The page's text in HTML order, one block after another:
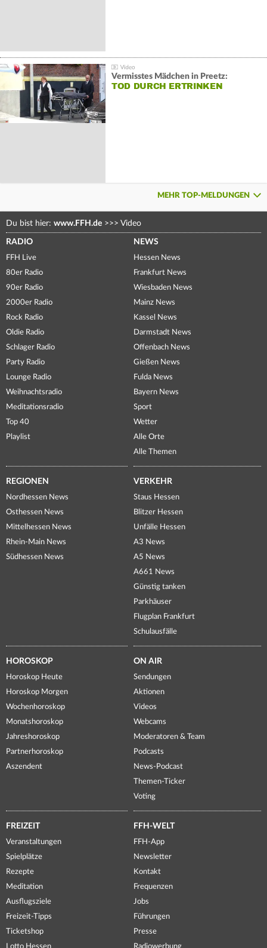
Vermisstes Mädchen in Preetz:
TOD DURCH ERTRINKEN
MEHR TOP-MELDUNGEN
Du bist hier: www.FFH.de >>> Video
RADIO
FFH Live
80er Radio
90er Radio
2000er Radio
Rock Radio
Oldie Radio
Schlager Radio
Party Radio
Lounge Radio
Weihnachtsradio
Meditationsradio
Top 40
Playlist
NEWS
Hessen News
Frankfurt News
Wiesbaden News
Mainz News
Kassel News
Darmstadt News
Offenbach News
Gießen News
Fulda News
Bayern News
Sport
Wetter
Alle Orte
Alle Themen
REGIONEN
Nordhessen News
Osthessen News
Mittelhessen News
Rhein-Main News
Südhessen News
VERKEHR
Staus Hessen
Blitzer Hessen
Unfälle Hessen
A3 News
A5 News
A661 News
Günstig tanken
Parkhäuser
Flugplan Frankfurt
Schulausfälle
HOROSKOP
Horoskop Heute
Horoskop Morgen
Wochenhoroskop
Monatshoroskop
Jahreshoroskop
Partnerhoroskop
Aszendent
ON AIR
Sendungen
Aktionen
Videos
Webcams
Moderatoren & Team
Podcasts
News-Podcast
Themen-Ticker
Voting
FREIZEIT
Veranstaltungen
Spielplätze
Rezepte
Meditation
Ausflugsziele
Freizeit-Tipps
Ticketshop
Lotto Hessen
FFH-WELT
FFH-App
Newsletter
Kontakt
Frequenzen
Jobs
Führungen
Presse
Radiowerbung